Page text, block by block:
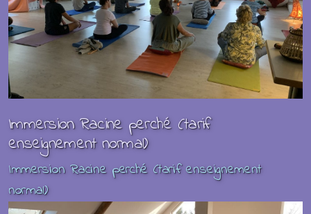
Immersion Racine perché (tarif
enseignement normal)
Immersion Racine perché (tarif enseignement
normal)